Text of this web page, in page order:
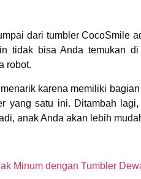
dari tumbler CocoSmile
tidak bisa Anda temukan
robot.
karena memiliki
yang satu ini. Ditambah
anak Anda akan lebih
Minum dengan Tumbler